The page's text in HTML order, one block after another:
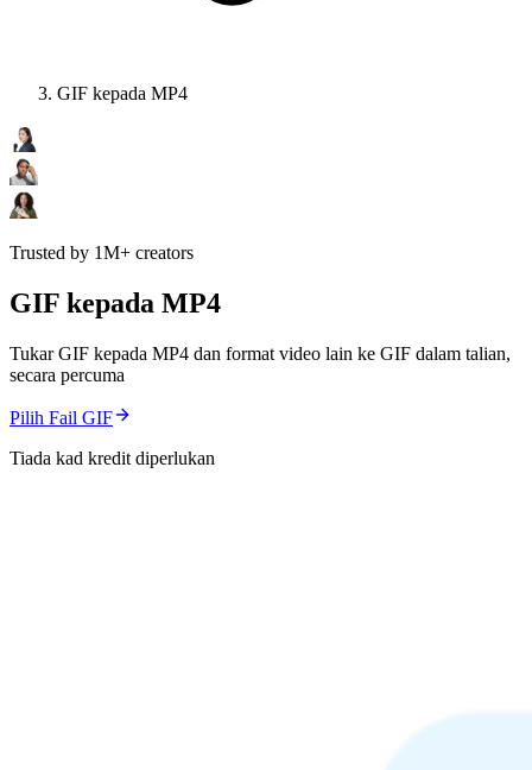
GIF kepada MP4
Trusted by 1M+ creators
GIF kepada MP4
Tukar GIF kepada MP4 dan format video lain ke GIF dalam talian,
secara percuma
Pilih Fail GIF
Tiada kad kredit diperlukan